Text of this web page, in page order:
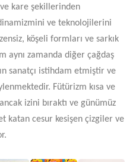
kare şekillerinden
dinamizmini ve teknolojilerini
köşeli formları ve sarkık
aynı zamanda diğer çağdaş
sanatçı istihdam etmiştir ve
Fütürizm kısa ve
izini bıraktı ve günümüz
katan cesur kesişen çizgiler ve